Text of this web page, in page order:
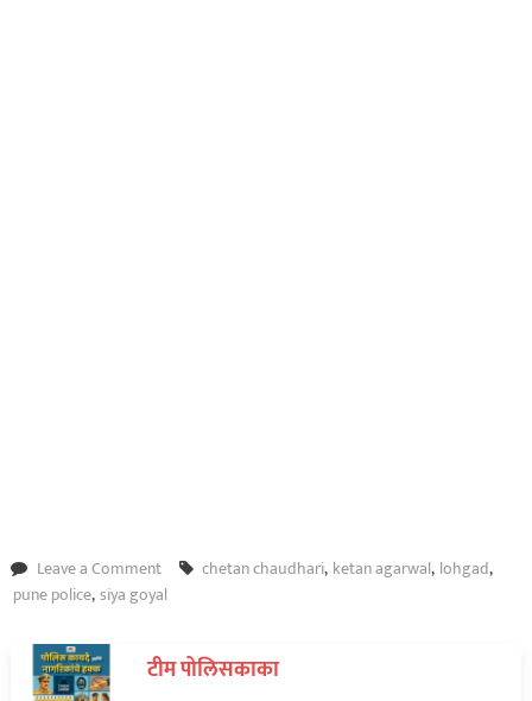
Leave a Commenton
सीन
दाट
chetan chaudhari, ketan agarwal, lohgad,
pune police,siya goyal
टीम पोलिसकाका